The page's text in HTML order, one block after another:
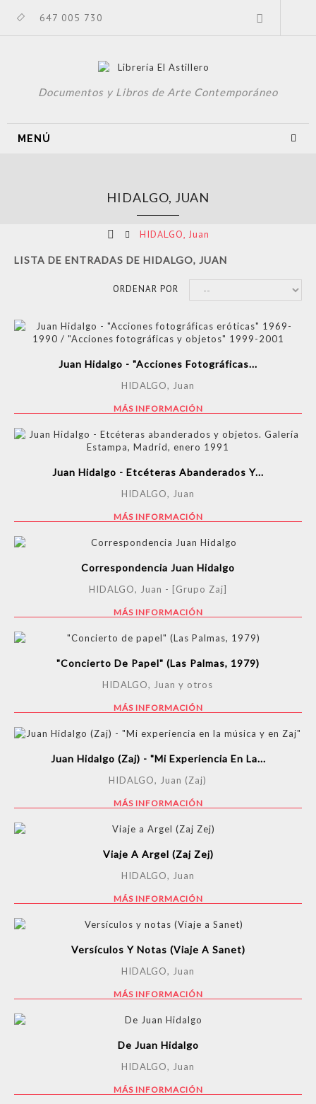
647 005 730
Documentos y Libros de Arte Contemporáneo
MENÚ
HIDALGO, JUAN
HIDALGO, Juan
LISTA DE ENTRADAS DE HIDALGO, JUAN
ORDENAR POR
Juan Hidalgo - "Acciones Fotográficas...
HIDALGO, Juan
MÁS INFORMACIÓN
Juan Hidalgo - Etcéteras Abanderados Y...
HIDALGO, Juan
MÁS INFORMACIÓN
Correspondencia Juan Hidalgo
HIDALGO, Juan - [Grupo Zaj]
MÁS INFORMACIÓN
"Concierto De Papel" (Las Palmas, 1979)
HIDALGO, Juan y otros
MÁS INFORMACIÓN
Juan Hidalgo (Zaj) - "Mi Experiencia En La...
HIDALGO, Juan (Zaj)
MÁS INFORMACIÓN
Viaje A Argel (Zaj Zej)
HIDALGO, Juan
MÁS INFORMACIÓN
Versículos Y Notas (Viaje A Sanet)
HIDALGO, Juan
MÁS INFORMACIÓN
De Juan Hidalgo
HIDALGO, Juan
MÁS INFORMACIÓN